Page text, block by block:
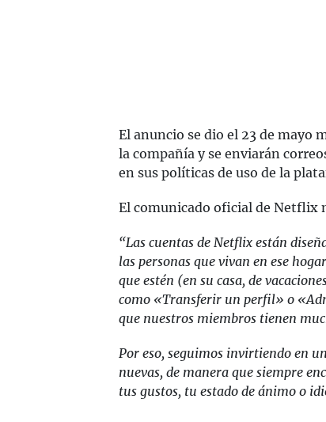
El anuncio se dio el 23 de mayo
la compañía y se enviarán
en sus políticas de uso de la
El comunicado oficial de Netflix
“Las cuentas de Netflix están
las personas que vivan en ese
que estén (en su casa, de
como «Transferir un perfil» o
que nuestros miembros tienen
Por eso, seguimos invirtiendo en
nuevas, de manera que siempre
tus gustos, tu estado de ánimo o